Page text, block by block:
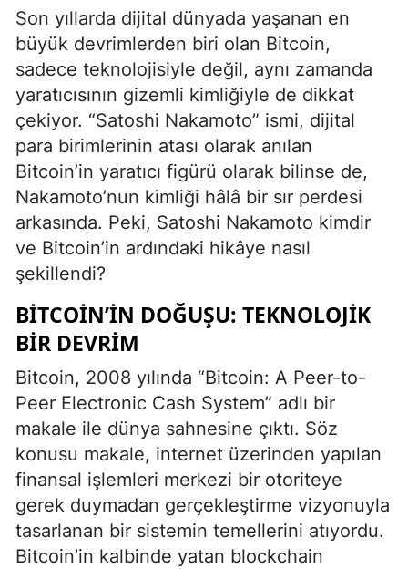
Son yıllarda dijital dünyada yaşanan en
büyük devrimlerden biri olan Bitcoin,
sadece teknolojisiyle değil, aynı zamanda
yaratıcısının gizemli kimliğiyle de dikkat
çekiyor. “Satoshi Nakamoto” ismi, dijital
para birimlerinin atası olarak anılan
Bitcoin’in yaratıcı figürü olarak bilinse de,
Nakamoto’nun kimliği hâlâ bir sır perdesi
arkasında. Peki, Satoshi Nakamoto kimdir
ve Bitcoin’in ardındaki hikâye nasıl
şekillendi?
BITCOIN’IN DOĞUŞU: TEKNOLOJIK
BIR DEVRIM
Bitcoin, 2008 yılında “Bitcoin: A Peer-to-
Peer Electronic Cash System” adlı bir
makale ile dünya sahnesine çıktı. Söz
konusu makale, internet üzerinden yapılan
finansal işlemleri merkezi bir otoriteye
gerek duymadan gerçekleştirme vizyonuyla
tasarlanan bir sistemin temellerini atıyordu.
Bitcoin’in kalbinde yatan blockchain